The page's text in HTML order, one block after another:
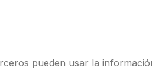
pueden usar la